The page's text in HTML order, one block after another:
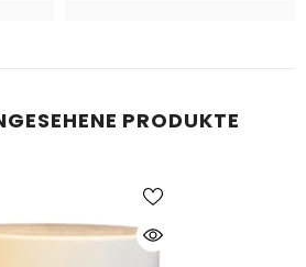
PRODUKTE